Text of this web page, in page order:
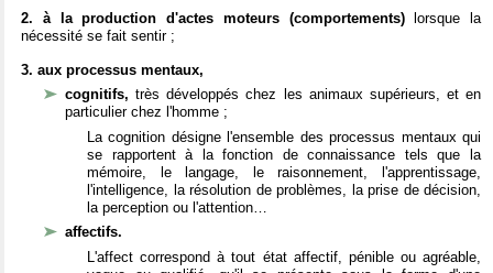
2. à la production d'actes moteurs (comportements)lorsque la
nécessité se fait sentir ;
3. aux processus mentaux,
cognitifs,très développés chez les animaux supérieurs, et en
particulier chez l'homme ;
La cognition désigne l'ensemble des processus mentaux qui
se rapportent à la fonction de connaissance tels que la
mémoire, le langage, le raisonnement, l'apprentissage,
l'intelligence, la résolution de problèmes, la prise de décision,
la perception ou l'attention…
affectifs.
L'affect correspond à tout état affectif, pénible ou agréable,